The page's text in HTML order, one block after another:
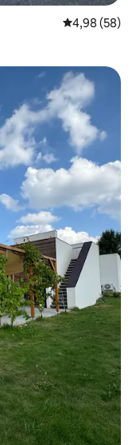
Évaluation
4,98 (58)